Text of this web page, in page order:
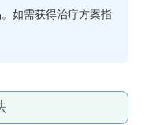
如需获得治疗方案指